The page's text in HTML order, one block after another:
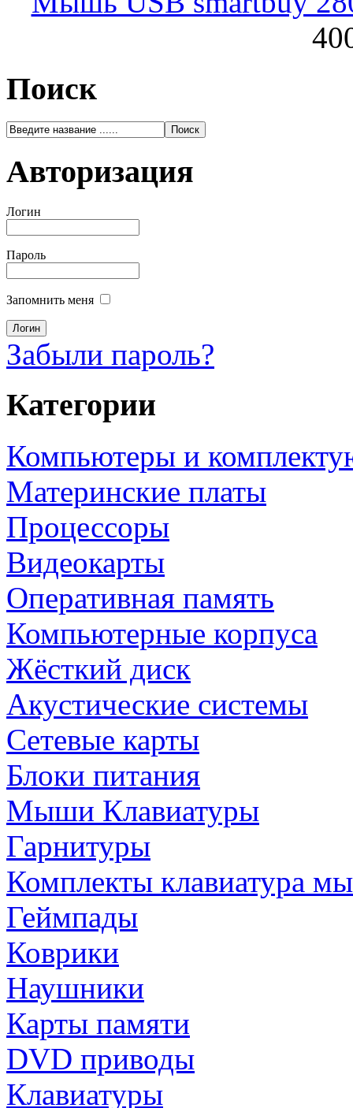
Поиск
Авторизация
Логин
Пароль
Запомнить меня
Забыли пароль?
Категории
Компьютеры и
Материнские платы
Процессоры
Видеокарты
Оперативная память
Компьютерные корпуса
Жёсткий диск
Акустические системы
Сетевые карты
Блоки питания
Мыши Клавиатуры
Гарнитуры
Комплекты клавиатура
Геймпады
Коврики
Наушники
Карты памяти
DVD приводы
Клавиатуры